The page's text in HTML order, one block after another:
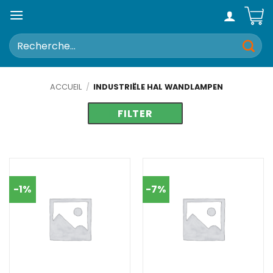
au
contenu
Recherche
pour :
ACCUEIL / INDUSTRIËLE HAL WANDLAMPEN
FILTRER
-1% -7%